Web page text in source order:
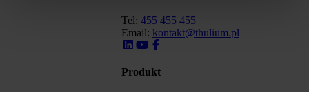
Tel: 455 455 455
Email: kontakt@thulium.pl
Produkt